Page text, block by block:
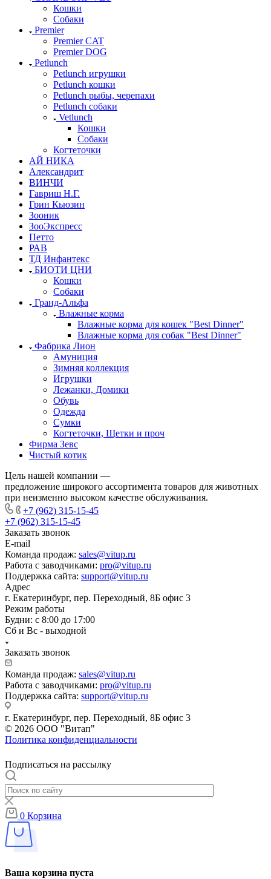
Кошки
Собаки
Premier
Premier CAT
Premier DOG
Petlunch
Petlunch игрушки
Petlunch кошки
Petlunch рыбы, черепахи
Petlunch собаки
Vetlunch
Кошки
Собаки
Когтеточки
АЙ НИКА
Александрит
ВИНЧИ
Гавриш Н.Г.
Грин Кьюзин
Зооник
ЗооЭкспресс
Петто
РАВ
ТД Инфантекс
БИОТИ ЦНИ
Кошки
Собаки
Гранд-Альфа
Влажные корма
Влажные корма для кошек "Best Dinner"
Влажные корма для собак "Best Dinner"
Фабрика Лион
Амуниция
Зимняя коллекция
Игрушки
Лежанки, Домики
Обувь
Одежда
Сумки
Когтеточки, Щетки и проч
Фирма Зевс
Чистый котик
Цель нашей компании —
предложение широкого ассортимента товаров для животных
при неизменно высоком качестве обслуживания.
+7 (962) 315-15-45
+7 (962) 315-15-45
Заказать звонок
E-mail
Команда продаж: sales@vitup.ru
Работа с заводчиками: pro@vitup.ru
Поддержка сайта: support@vitup.ru
Адрес
г. Екатеринбург, пер. Переходный, 8Б офис 3
Режим работы
Будни: с 8:00 до 17:00
Сб и Вс - выходной
Заказать звонок
Команда продаж: sales@vitup.ru
Работа с заводчиками: pro@vitup.ru
Поддержка сайта: support@vitup.ru
г. Екатеринбург, пер. Переходный, 8Б офис 3
© 2026 ООО "Витап"
Политика конфиденциальности
Подписаться на рассылку
0 Корзина
Ваша корзина пуста